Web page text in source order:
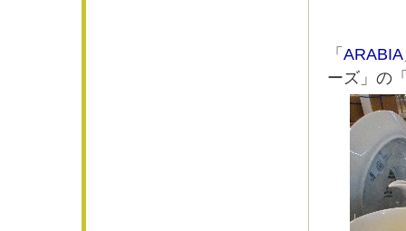
「 ARABIA
ーズ」の